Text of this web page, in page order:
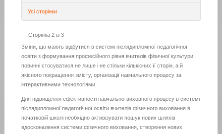
Усі сторінки
Сторінка 2 із 3
Зміни, що мають відбутися в системі післядипломної педагогічної
освіти з формування професійного рівня вчителів фізичної культури,
повинні стосуватися не лише і не стільки кількісних її сторін, а й
якісного покращення змісту, організації навчального процесу за
інтерактивними технологіями.
Для підвищення ефективності навчально-виховного процесу в системі
післядипломної педагогічної освіти вчителів фізичного виховання в
початковій школі необхідно активізувати пошук нових шляхів
вдосконалення системи фізичного виховання, створення нових